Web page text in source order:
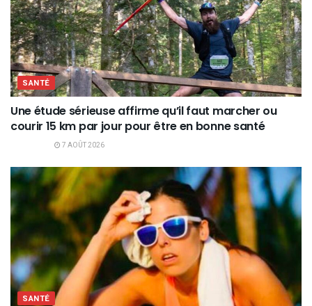
SANTÉ
Une étude sérieuse affirme qu’il faut marcher ou
courir 15 km par jour pour être en bonne santé
7 AOÛT 2026
SANTÉ